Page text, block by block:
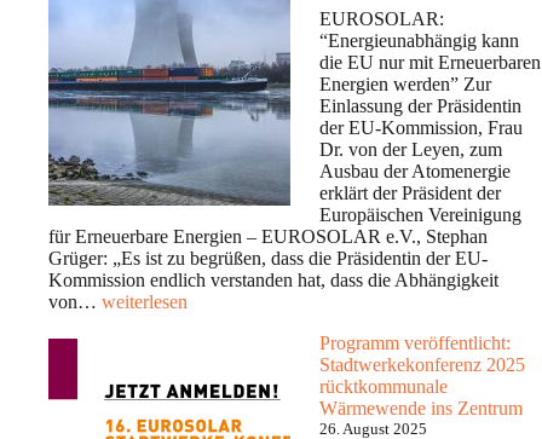
Tschernobyl
–
Nur
dezentralen
Erneuerbare
Energien
machen
resilient
und
unabhängig
EUROSOLAR:
“Energieunabhängig kann
die EU nur mit Erneuerbaren
Energien werden” Zur
Einlassung der Präsidentin
der EU-Kommission, Frau
Dr. von der Leyen, zum
Ausbau der Atomenergie
erklärt der Präsident der
Europäischen Vereinigung
für Erneuerbare Energien – EUROSOLAR e.V., Stephan
Grüger: „Es ist zu begrüßen, dass die Präsidentin der EU-
Kommission endlich verstanden hat, dass die Abhängigkeit
von… Energieunabhängigkeit
weiterlesen
Programm veröffentlicht:
Stadtwerkekonferenz 2025
rücktkommunale
Wärmewende ins Zentrum
26. August 2025